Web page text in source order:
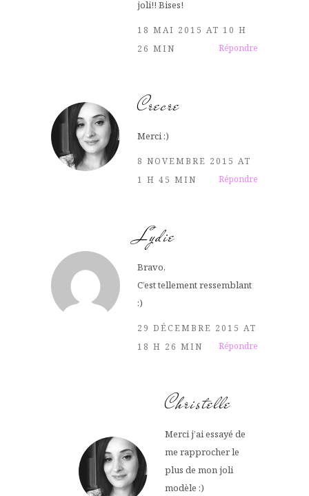
joli!! Bises!
18 MAI 2015 AT 10 H
26 MIN
Répondre
Crecre
Merci :)
8 NOVEMBRE 2015 AT
1 H 45 MIN
Répondre
Lydie
Bravo,
C’est tellement ressemblant
:)
29 DÉCEMBRE 2015 AT
18 H 26 MIN
Répondre
Christelle
Merci j’ai essayé de
me rapprocher le
plus de mon joli
modèle :)